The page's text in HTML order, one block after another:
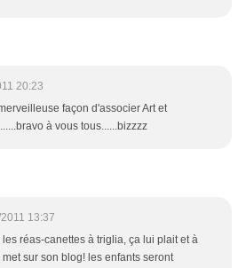
20:23
façon d'associer Art et
à vous tous......bizzzz
13:37
réas-canettes à triglia, ça lui plait et à
sur son blog! les enfants seront